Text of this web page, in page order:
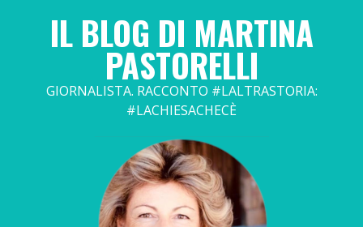
IL BLOG DI MARTINA
PASTORELLI
GIORNALISTA. RACCONTO #LALTRASTORIA:
#LACHIESACHECÈ